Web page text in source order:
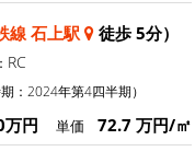
線 石上駅 徒歩 5分）
RC
期：2024年第4四半期）
円 単価 72.7 万円/㎡